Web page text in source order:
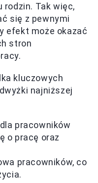
rodzin. Tak więc,
się z pewnymi
efekt może okazać
stron
kluczowych
najniższej
pracowników
o pracę oraz
pracowników, co